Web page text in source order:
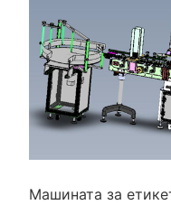
Машината за